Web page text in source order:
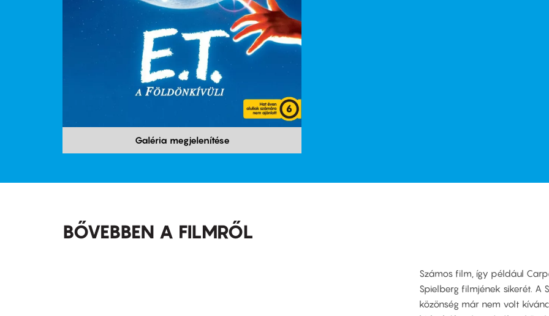
Galéria megjelenítése
BŐVEBBEN A FILMRŐL
Számos film, így például
Spielberg filmjének sikerét.
közönség már nem volt